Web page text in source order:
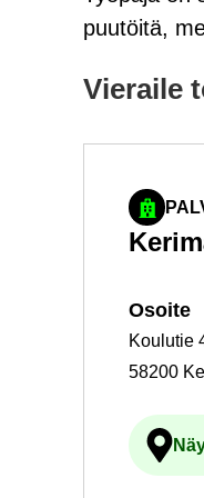
puutöitä,
Vie­rai­le
Osoi­te
Koulutie
58200